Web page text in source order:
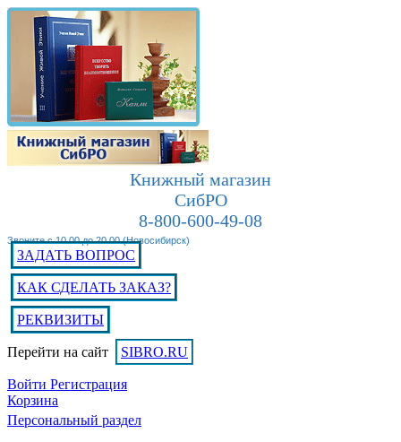
Книжный магазин
СибРО
8-800-600-49-08
Звоните с 10.00 до 20.00 (Новосибирск)
ЗАДАТЬ ВОПРОС
КАК СДЕЛАТЬ ЗАКАЗ?
РЕКВИЗИТЫ
Перейти на сайт SIBRO.RU
Войти Регистрация
Корзина
Персональный раздел